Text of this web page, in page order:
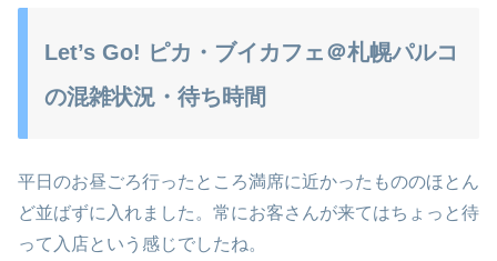
Let’s Go! ピカ・ブイカフェ＠札幌パルコ
の混雑状況・待ち時間
平日のお昼ごろ行ったところ満席に近かったもののほとん
ど並ばずに入れました。常にお客さんが来てはちょっと待
って入店という感じでしたね。